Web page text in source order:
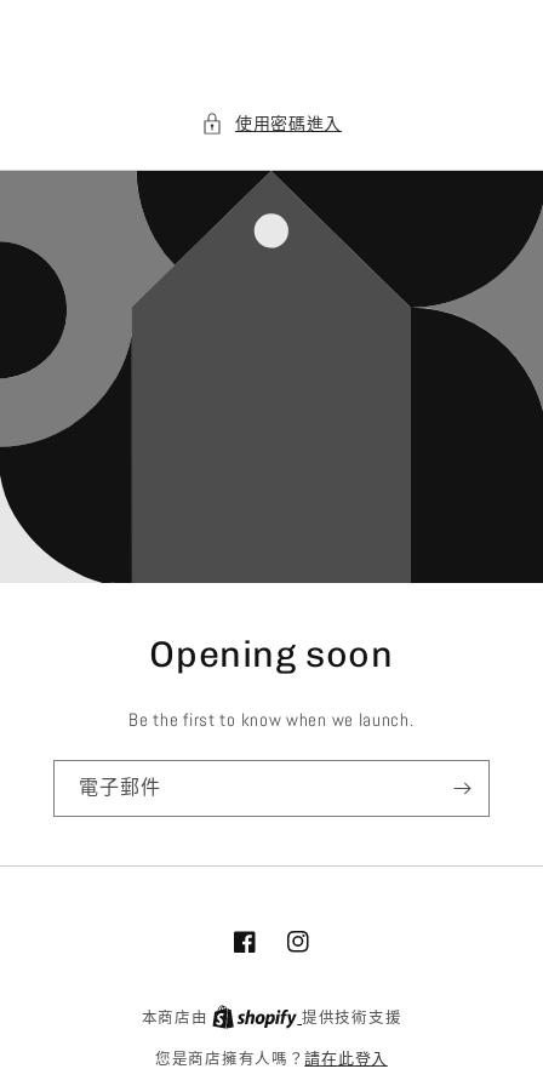
使用密碼進入
Opening soon
Be the first to know when we launch.
電子郵件
FacebookInstagram
本商店由 提供技術支援
您是商店擁有人嗎？請在此登入